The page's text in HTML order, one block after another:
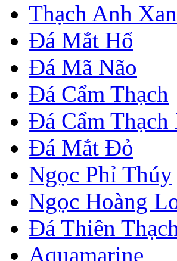
Thạch Anh
Đá Mắt Hổ
Đá Mã Não
Đá Cẩm Thạch
Đá Cẩm Thạch
Đá Mắt Đỏ
Ngọc Phỉ Thúy
Ngọc Hoàng
Đá Thiên
Aquamarine